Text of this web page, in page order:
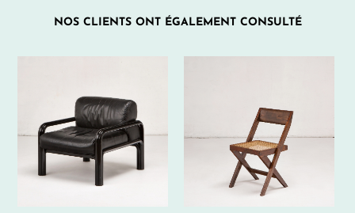
NOS CLIENTS ONT ÉGALEMENT CONSULTÉ